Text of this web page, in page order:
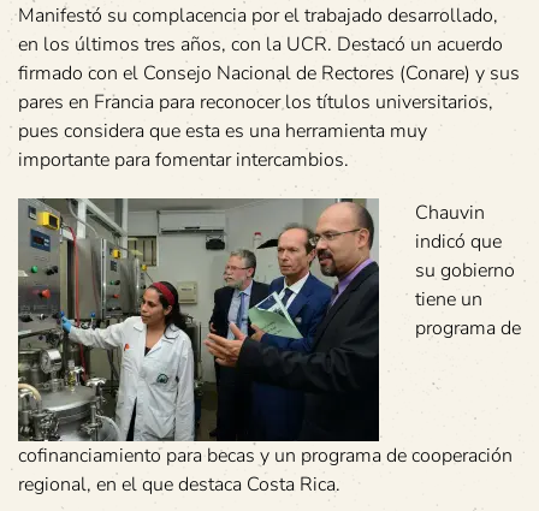
Manifestó su complacencia por el trabajado desarrollado,
en los últimos tres años, con la UCR. Destacó un acuerdo
firmado con el Consejo Nacional de Rectores (Conare) y sus
pares en Francia para reconocer los títulos universitarios,
pues considera que esta es una herramienta muy
importante para fomentar intercambios.
Chauvin
indicó que
su gobierno
tiene un
programa de
cofinanciamiento para becas y un programa de cooperación
regional, en el que destaca Costa Rica.